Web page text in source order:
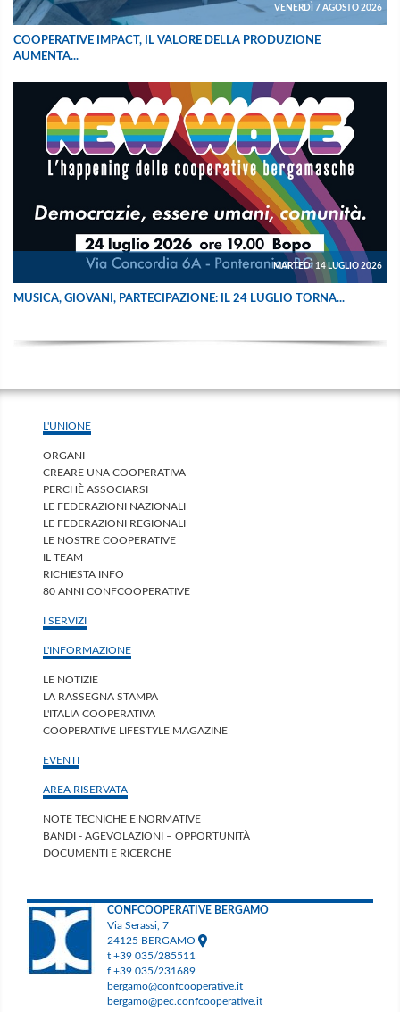
VENERDÌ 7 AGOSTO 2026
COOPERATIVE IMPACT, IL VALORE DELLA PRODUZIONE
AUMENTA...
MARTEDÌ 14 LUGLIO 2026
MUSICA, GIOVANI, PARTECIPAZIONE: IL 24 LUGLIO TORNA...
L'UNIONE
ORGANI
CREARE UNA COOPERATIVA
PERCHÈ ASSOCIARSI
LE FEDERAZIONI NAZIONALI
LE FEDERAZIONI REGIONALI
LE NOSTRE COOPERATIVE
IL TEAM
RICHIESTA INFO
80 ANNI CONFCOOPERATIVE
I SERVIZI
L'INFORMAZIONE
LE NOTIZIE
LA RASSEGNA STAMPA
L'ITALIA COOPERATIVA
COOPERATIVE LIFESTYLE MAGAZINE
EVENTI
AREA RISERVATA
NOTE TECNICHE E NORMATIVE
BANDI - AGEVOLAZIONI – OPPORTUNITÀ
DOCUMENTI E RICERCHE
CONFCOOPERATIVE BERGAMO
Via Serassi, 7
24125 BERGAMO
t +39 035/285511
f +39 035/231689
bergamo@confcooperative.it
bergamo@pec.confcooperative.it